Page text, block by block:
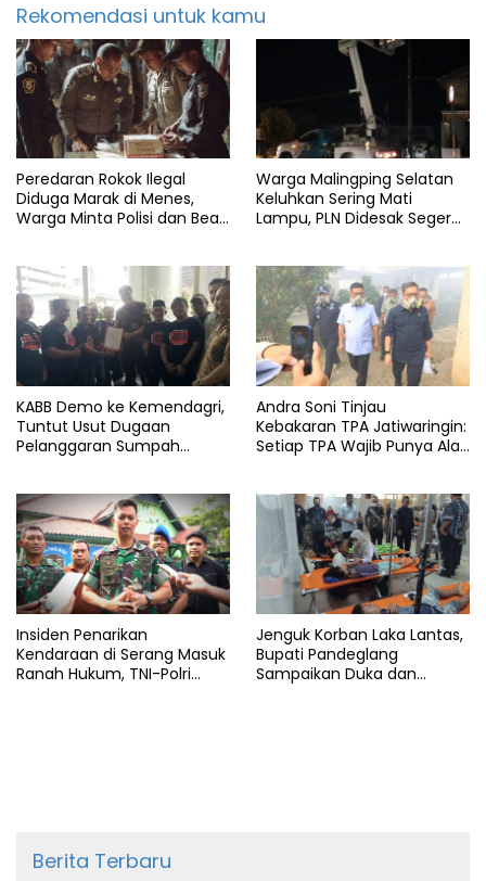
Rekomendasi untuk kamu
Peredaran Rokok Ilegal
Diduga Marak di Menes,
Warga Minta Polisi dan Bea
Warga Malingping Selatan
Keluhkan Sering Mati
Lampu, PLN Didesak Segera
KABB Demo ke Kemendagri,
Tuntut Usut Dugaan
Pelanggaran Sumpah
Andra Soni Tinjau
Kebakaran TPA Jatiwaringin:
Setiap TPA Wajib Punya Alat
Insiden Penarikan
Kendaraan di Serang Masuk
Ranah Hukum, TNI-Polri
Jenguk Korban Laka Lantas,
Bupati Pandeglang
Sampaikan Duka dan
Berita Terbaru